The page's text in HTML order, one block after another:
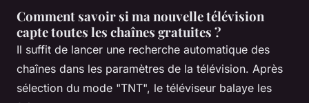
Comment savoir si ma nouvelle télévision
capte toutes les chaînes gratuites ?
Il suffit de lancer une recherche automatique des
chaînes dans les paramètres de la télévision. Après
sélection du mode "TNT", le téléviseur balaye les